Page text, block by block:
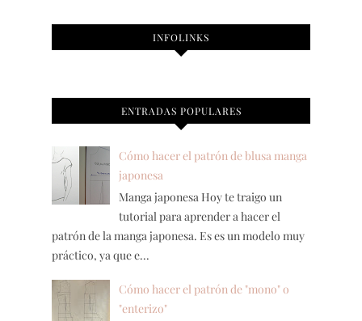
INFOLINKS
ENTRADAS POPULARES
Cómo hacer el patrón de blusa manga
japonesa
Manga japonesa Hoy te traigo un
tutorial para aprender a hacer el
patrón de la manga japonesa. Es es un modelo muy
práctico, ya que e...
Cómo hacer el patrón de "mono" o
"enterizo"